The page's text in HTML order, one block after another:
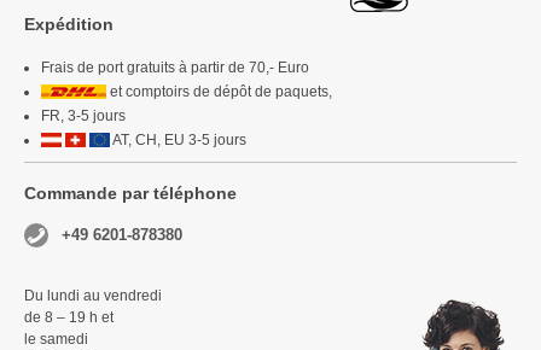
Expédition
Frais de port gratuits à partir de 70,- Euro
et comptoirs de dépôt de paquets,
FR, 3-5 jours
AT, CH, EU 3-5 jours
Commande par téléphone
+49 6201-878380
Du lundi au vendredi
de 8 – 19 h et
le samedi